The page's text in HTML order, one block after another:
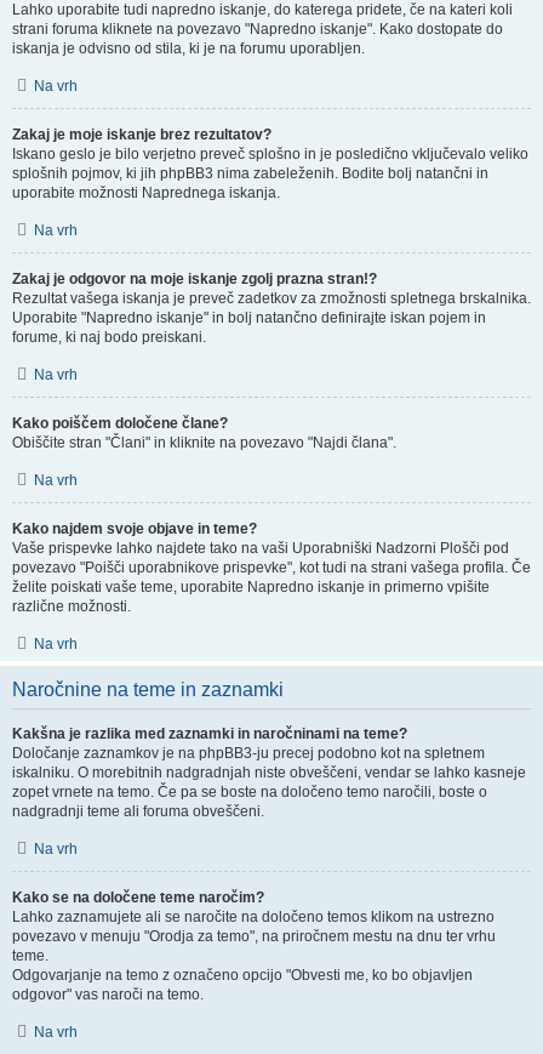
Lahko uporabite tudi napredno iskanje, do katerega pridete, če na kateri koli
strani foruma kliknete na povezavo "Napredno iskanje". Kako dostopate do
iskanja je odvisno od stila, ki je na forumu uporabljen.
Na vrh
Zakaj je moje iskanje brez rezultatov?
Iskano geslo je bilo verjetno preveč splošno in je posledično vključevalo veliko
splošnih pojmov, ki jih phpBB3 nima zabeleženih. Bodite bolj natančni in
uporabite možnosti Naprednega iskanja.
Na vrh
Zakaj je odgovor na moje iskanje zgolj prazna stran!?
Rezultat vašega iskanja je preveč zadetkov za zmožnosti spletnega brskalnika.
Uporabite "Napredno iskanje" in bolj natančno definirajte iskan pojem in
forume, ki naj bodo preiskani.
Na vrh
Kako poiščem določene člane?
Obiščite stran "Člani" in kliknite na povezavo "Najdi člana".
Na vrh
Kako najdem svoje objave in teme?
Vaše prispevke lahko najdete tako na vaši Uporabniški Nadzorni Plošči pod
povezavo "Poišči uporabnikove prispevke", kot tudi na strani vašega profila. Če
želite poiskati vaše teme, uporabite Napredno iskanje in primerno vpišite
različne možnosti.
Na vrh
Naročnine na teme in zaznamki
Kakšna je razlika med zaznamki in naročninami na teme?
Določanje zaznamkov je na phpBB3-ju precej podobno kot na spletnem
iskalniku. O morebitnih nadgradnjah niste obveščeni, vendar se lahko kasneje
zopet vrnete na temo. Če pa se boste na določeno temo naročili, boste o
nadgradnji teme ali foruma obveščeni.
Na vrh
Kako se na določene teme naročim?
Lahko zaznamujete ali se naročite na določeno temos klikom na ustrezno
povezavo v menuju "Orodja za temo", na priročnem mestu na dnu ter vrhu
teme.
Odgovarjanje na temo z označeno opcijo "Obvesti me, ko bo objavljen
odgovor" vas naroči na temo.
Na vrh